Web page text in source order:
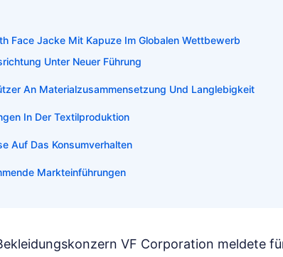
Face Jacke Mit Kapuze Im Globalen Wettbewerb
Unter Neuer Führung
An Materialzusammensetzung Und Langlebigkeit
In Der Textilproduktion
Auf Das Konsumverhalten
Markteinführungen
VF Corporation meldete